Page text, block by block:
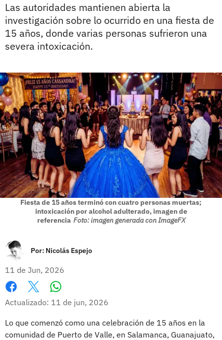
Las autoridades mantienen abierta la
investigación sobre lo ocurrido en una fiesta de
15 años, donde varias personas sufrieron una
severa intoxicación.
Fiesta de 15 años terminó con cuatro personas muertas;
intoxicación por alcohol adulterado, imagen de
referencia Foto: imagen generada con ImageFX
Por: Nicolás Espejo
11 de Jun, 2026
Facebook
X
Actualizado: 11 de jun, 2026
Lo que comenzó como una celebración de 15 años en la
comunidad de Puerto de Valle, en Salamanca, Guanajuato,